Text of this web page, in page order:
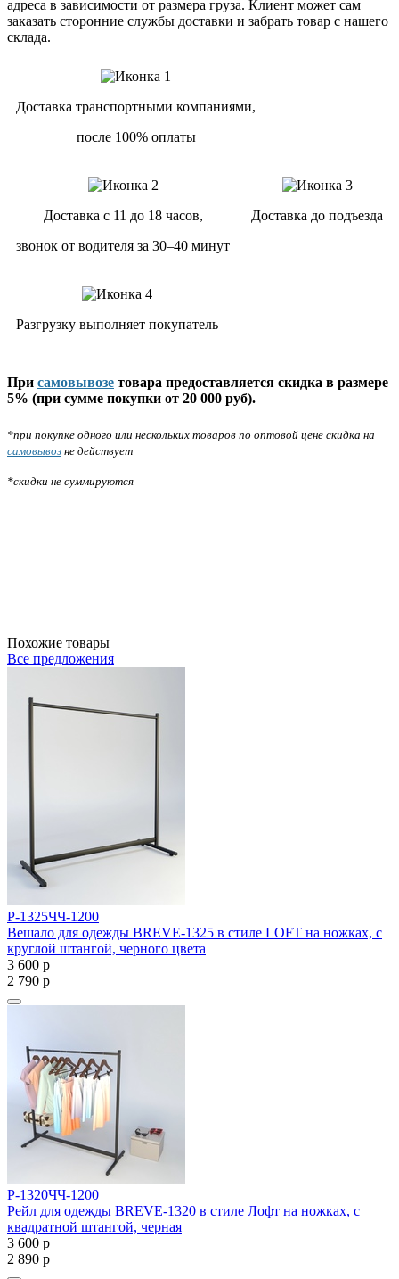
адреса в зависимости от размера груза. Клиент может сам
заказать сторонние службы доставки и забрать товар с нашего
склада.
Доставка транспортными компаниями,
после 100% оплаты
Доставка с 11 до 18 часов,
звонок от водителя за 30–40 минут
Доставка до подъезда
Разгрузку выполняет покупатель
При самовывозе товара предоставляется скидка в размере
5% (при сумме покупки от 20 000 руб).
*при покупке одного или нескольких товаров по оптовой цене скидка на
самовывоз не действует
*скидки не суммируются
Похожие товары
Все предложения
Р-1325ЧЧ-1200
Вешало для одежды BREVE-1325 в стиле LOFT на ножках, с
круглой штангой, черного цвета
3 600 р
2 790 р
Р-1320ЧЧ-1200
Рейл для одежды BREVE-1320 в стиле Лофт на ножках, с
квадратной штангой, черная
3 600 р
2 890 р